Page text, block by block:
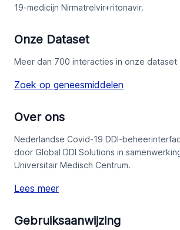
19-medicijn Nirmatrelvir+ritonavir.
Onze Dataset
Meer dan 700 interacties in onze dataset
Zoek op geneesmiddelen
Over ons
Nederlandse Covid-19 DDI-
door Global DDI Solutions in
Universitair Medisch Centrum.
Lees meer
Gebruiksaanwijzing